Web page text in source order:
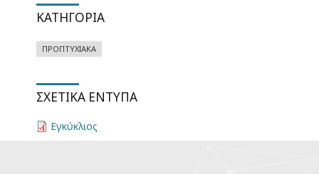
ΚΑΤΗΓΟΡΊΑ
ΠΡΟΠΤΥΧΙΑΚΆ
ΣΧΕΤΙΚΆ ΈΝΤΥΠΑ
Εγκύκλιος